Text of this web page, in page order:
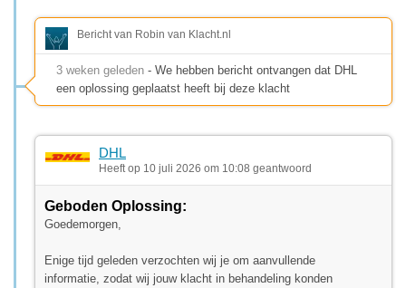
Bericht van Robin van Klacht.nl
3 weken geleden - We hebben bericht ontvangen dat DHL
een oplossing geplaatst heeft bij deze klacht
DHL
Heeft op 10 juli 2026 om 10:08 geantwoord
Geboden Oplossing:
Goedemorgen,
Enige tijd geleden verzochten wij je om aanvullende
informatie, zodat wij jouw klacht in behandeling konden